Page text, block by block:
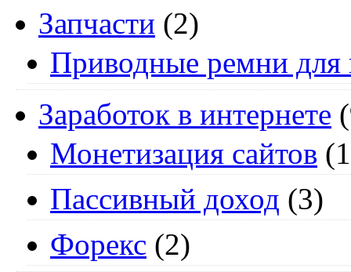
Запчасти (2)
Приводные ремни для
Заработок в интернете
Монетизация сайтов
Пассивный доход (3)
Форекс (2)